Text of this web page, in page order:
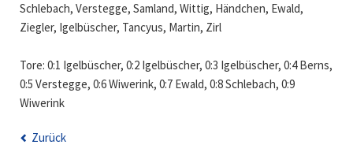
Schlebach, Verstegge, Samland, Wittig, Händchen, Ewald,
Ziegler, Igelbüscher, Tancyus, Martin, Zirl
Tore: 0:1 Igelbüscher, 0:2 Igelbüscher, 0:3 Igelbüscher, 0:4 Berns,
0:5 Verstegge, 0:6 Wiwerink, 0:7 Ewald, 0:8 Schlebach, 0:9
Wiwerink
Zurück